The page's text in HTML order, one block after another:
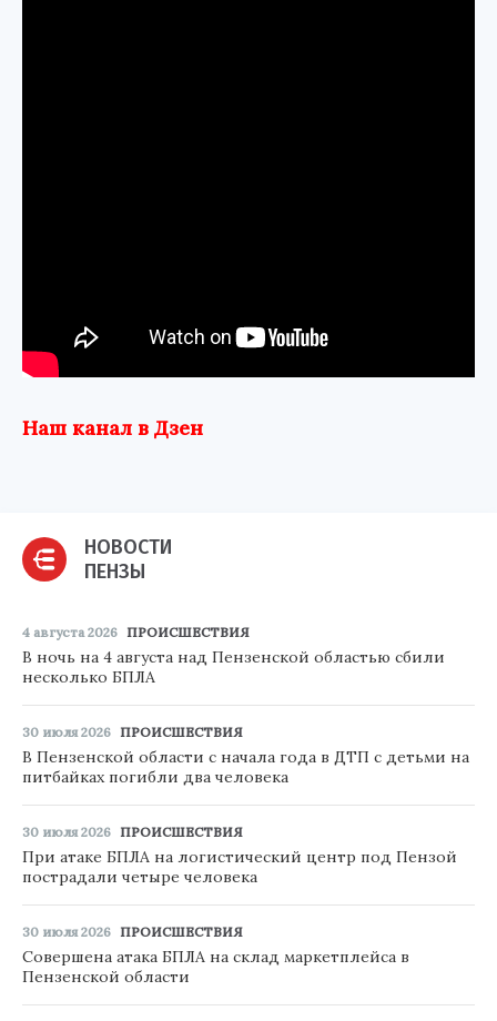
Наш канал в Дзен
НОВОСТИ
ПЕНЗЫ
4 августа 2026 ПРОИСШЕСТВИЯ
В ночь на 4 августа над Пензенской областью сбили
несколько БПЛА
30 июля 2026 ПРОИСШЕСТВИЯ
В Пензенской области с начала года в ДТП с детьми на
питбайках погибли два человека
30 июля 2026 ПРОИСШЕСТВИЯ
При атаке БПЛА на логистический центр под Пензой
пострадали четыре человека
30 июля 2026 ПРОИСШЕСТВИЯ
Совершена атака БПЛА на склад маркетплейса в
Пензенской области